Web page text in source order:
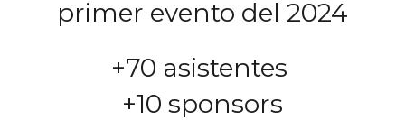
primer evento del 2024
+70 asistentes
+10 sponsors